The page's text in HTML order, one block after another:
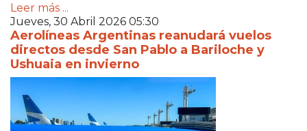
Leer más ...
Jueves, 30 Abril 2026 05:30
Aerolíneas Argentinas reanudará vuelos
directos desde San Pablo a Bariloche y
Ushuaia en invierno